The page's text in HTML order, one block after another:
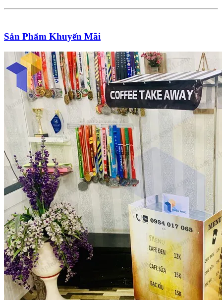
Sản Phẩm Khuyến Mãi